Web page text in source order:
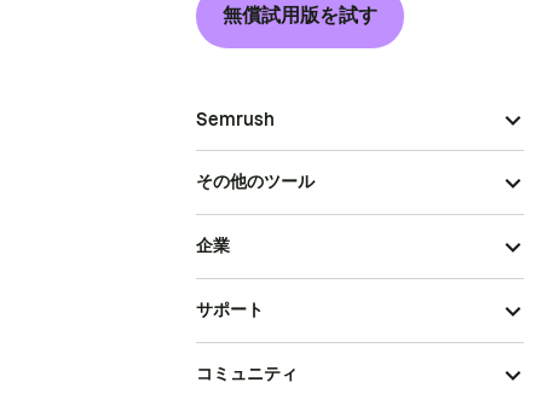
無償試用版を試す
Semrush
その他のツール
企業
サポート
コミュニティ